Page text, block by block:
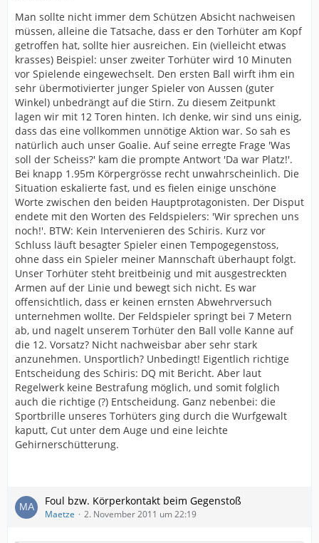
Man sollte nicht immer dem Schützen Absicht nachweisen
müssen, alleine die Tatsache, dass er den Torhüter am Kopf
getroffen hat, sollte hier ausreichen. Ein (vielleicht etwas
krasses) Beispiel: unser zweiter Torhüter wird 10 Minuten
vor Spielende eingewechselt. Den ersten Ball wirft ihm ein
sehr übermotivierter junger Spieler von Aussen (guter
Winkel) unbedrängt auf die Stirn. Zu diesem Zeitpunkt
lagen wir mit 12 Toren hinten. Ich denke, wir sind uns einig,
dass das eine vollkommen unnötige Aktion war. So sah es
natürlich auch unser Goalie. Auf seine erregte Frage 'Was
soll der Scheiss?' kam die prompte Antwort 'Da war Platz!'.
Bei knapp 1.95m Körpergrösse recht unwahrscheinlich. Die
Situation eskalierte fast, und es fielen einige unschöne
Worte zwischen den beiden Hauptprotagonisten. Der Disput
endete mit den Worten des Feldspielers: 'Wir sprechen uns
noch!'. BTW: Kein Intervenieren des Schiris. Kurz vor
Schluss läuft besagter Spieler einen Tempogegenstoss,
ohne dass ein Spieler meiner Mannschaft überhaupt folgt.
Unser Torhüter steht breitbeinig und mit ausgestreckten
Armen auf der Linie und bewegt sich nicht. Es war
offensichtlich, dass er keinen ernsten Abwehrversuch
unternehmen wollte. Der Feldspieler springt bei 7 Metern
ab, und nagelt unserem Torhüter den Ball volle Kanne auf
die 12. Vorsatz? Nicht nachweisbar aber sehr stark
anzunehmen. Unsportlich? Unbedingt! Eigentlich richtige
Entscheidung des Schiris: DQ mit Bericht. Aber laut
Regelwerk keine Bestrafung möglich, und somit folglich
auch die richtige (?) Entscheidung. Ganz nebenbei: die
Sportbrille unseres Torhüters ging durch die Wurfgewalt
kaputt, Cut unter dem Auge und eine leichte
Gehirnerschütterung.
Foul bzw. Körperkontakt beim Gegenstoß
Maetze 2. November 2011 um 22:19